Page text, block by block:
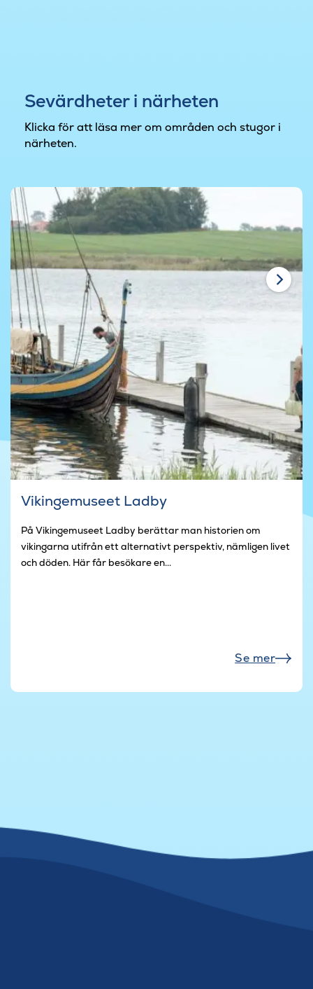
Sevärdheter i närheten
Klicka för att läsa mer om områden och stugor i
närheten.
Vikingemuseet Ladby
På Vikingemuseet Ladby berättar man historien om
vikingarna utifrån ett alternativt perspektiv, nämligen livet
och döden. Här får besökare en...
Se mer